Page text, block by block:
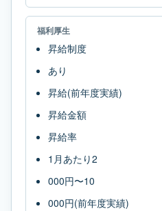
福利厚生
昇給制度
あり
昇給(前年度実績)
昇給金額
昇給率
1月あたり2
000円〜10
000円(前年度実績)